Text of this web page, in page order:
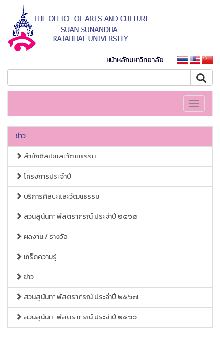
หน้าหลักมหาวิทยาลัย
Toggle
ข่าว
สำนักศิลปะและวัฒนธรรม
โครงการประจำปี
บริการศิลปะและวัฒนธรรม
สวนสุนันทา พัสตราภรณ์ ประจำปี ๒๕๖๘
ผลงาน / รางวัล
เกร็ดความรู้
ข่าว
สวนสุนันทา พัสตราภรณ์ ประจำปี ๒๕๖๗
สวนสุนันทา พัสตราภรณ์ ประจำปี ๒๕๖๖